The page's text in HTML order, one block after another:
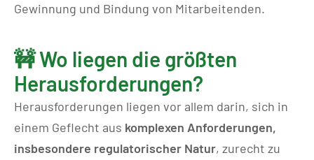
Gewinnung und Bindung von Mitarbeitenden.
🚧 Wo liegen die größten
Herausforderungen?
Herausforderungen liegen vor allem darin, sich in
einem Geflecht aus komplexen Anforderungen,
insbesondere regulatorischer Natur, zurecht zu